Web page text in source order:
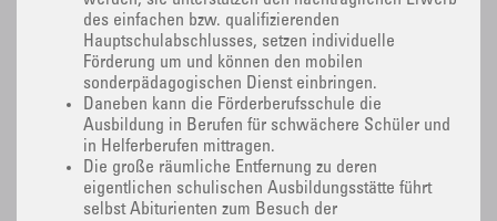
des einfachen bzw. qualifizierenden
Hauptschulabschlusses, setzen individuelle
Förderung um und können den mobilen
sonderpädagogischen Dienst einbringen.
Daneben kann die Förderberufsschule die
Ausbildung in Berufen für schwächere Schüler und
in Helferberufen mittragen.
Die große räumliche Entfernung zu deren
eigentlichen schulischen Ausbildungsstätte führt
selbst Abiturienten zum Besuch der